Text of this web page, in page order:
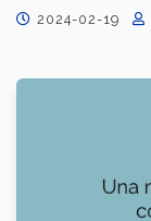
2024-02-19